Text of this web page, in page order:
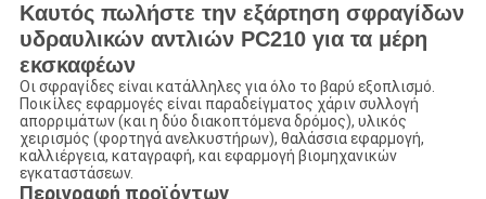
Καυτός πωλήστε την εξάρτηση σφραγίδων
υδραυλικών αντλιών PC210 για τα μέρη
εκσκαφέων
Οι σφραγίδες είναι κατάλληλες για όλο το βαρύ εξοπλισμό.
Ποικίλες εφαρμογές είναι παραδείγματος χάριν συλλογή
απορριμάτων (και η δύο διακοπτόμενα δρόμος), υλικός
χειρισμός (φορτηγά ανελκυστήρων), θαλάσσια εφαρμογή,
καλλιέργεια, καταγραφή, και εφαρμογή βιομηχανικών
εγκαταστάσεων.
Περιγραφή προϊόντων